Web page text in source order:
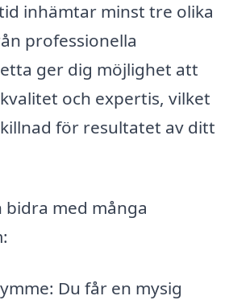
inhämtar minst tre olika
professionella
ger dig möjlighet att
och expertis, vilket
för resultatet av ditt
bidra med många
Du får en mysig